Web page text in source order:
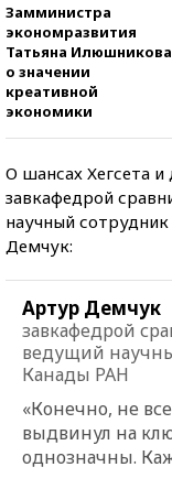
Замминистра
экономразвития
Татьяна Илюшникова
о значении
креативной
экономики
О шансах Хегсета
завкафедрой
научный
Демчук:
Артур Демчук
завкафедрой
ведущий
Канады РАН
«Конечно, не
выдвинул на
однозначны.